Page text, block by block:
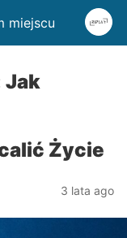
miejscu
Jak
Życie
3 lata ago